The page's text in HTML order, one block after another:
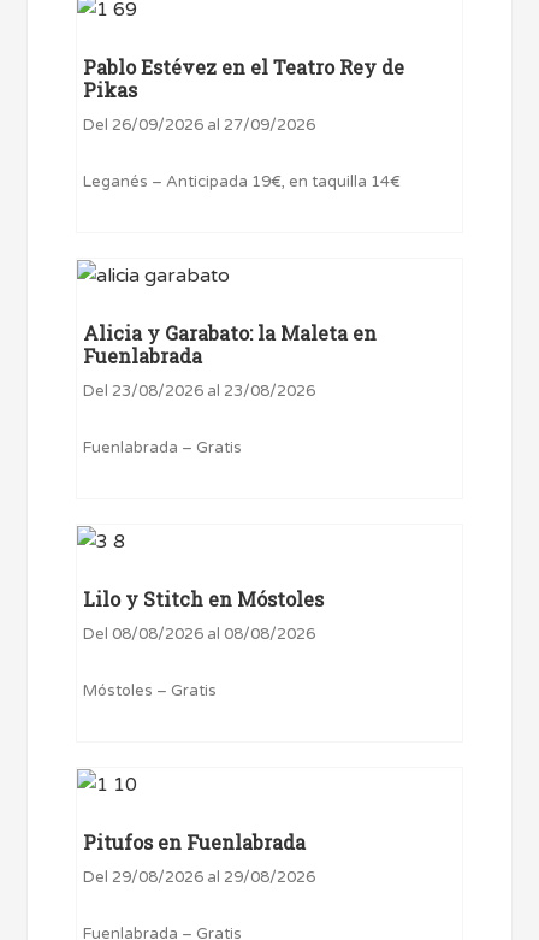
Pablo Estévez en el Teatro Rey de
Pikas
Del 26/09/2026 al 27/09/2026
Leganés – Anticipada 19€, en taquilla 14€
Alicia y Garabato: la Maleta en
Fuenlabrada
Del 23/08/2026 al 23/08/2026
Fuenlabrada – Gratis
Lilo y Stitch en Móstoles
Del 08/08/2026 al 08/08/2026
Móstoles – Gratis
Pitufos en Fuenlabrada
Del 29/08/2026 al 29/08/2026
Fuenlabrada – Gratis